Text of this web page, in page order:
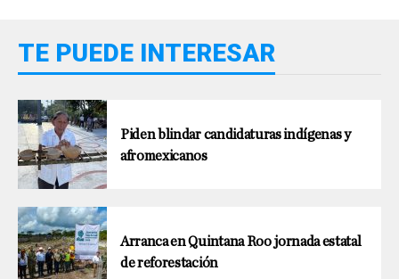
TE PUEDE INTERESAR
Piden blindar candidaturas indígenas y
afromexicanos
Arranca en Quintana Roo jornada estatal
de reforestación